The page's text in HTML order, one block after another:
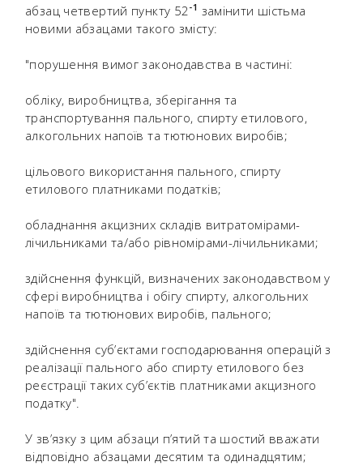
абзац четвертий пункту 52-1 замінити шістьма
новими абзацами такого змісту:
"порушення вимог законодавства в частині:
обліку, виробництва, зберігання та
транспортування пального, спирту етилового,
алкогольних напоїв та тютюнових виробів;
цільового використання пального, спирту
етилового платниками податків;
обладнання акцизних складів витратомірами-
лічильниками та/або рівномірами-лічильниками;
здійснення функцій, визначених законодавством у
сфері виробництва і обігу спирту, алкогольних
напоїв та тютюнових виробів, пального;
здійснення суб’єктами господарювання операцій з
реалізації пального або спирту етилового без
реєстрації таких суб’єктів платниками акцизного
податку".
У зв’язку з цим абзаци п’ятий та шостий вважати
відповідно абзацами десятим та одинадцятим;